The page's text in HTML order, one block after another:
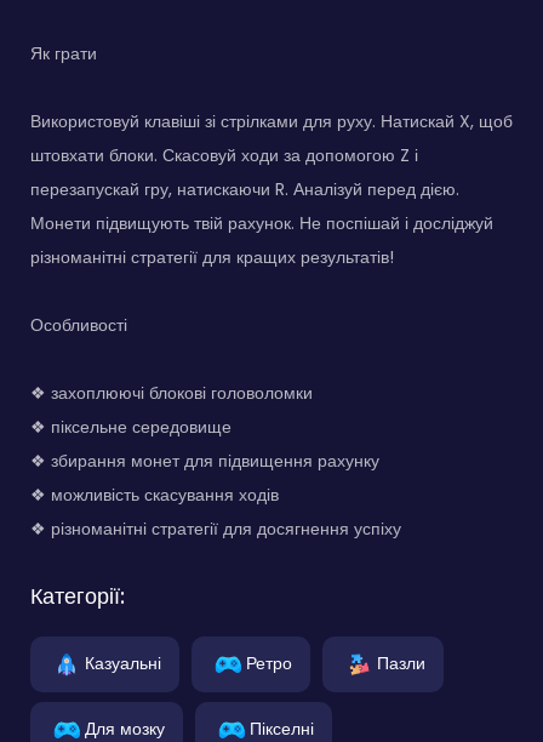
Як грати
Використовуй клавіші зі стрілками для руху. Натискай X, щоб
штовхати блоки. Скасовуй ходи за допомогою Z і
перезапускай гру, натискаючи R. Аналізуй перед дією.
Монети підвищують твій рахунок. Не поспішай і досліджуй
різноманітні стратегії для кращих результатів!
Особливості
❖ захоплюючі блокові головоломки
❖ піксельне середовище
❖ збирання монет для підвищення рахунку
❖ можливість скасування ходів
❖ різноманітні стратегії для досягнення успіху
Категорії:
Казуальні Ретро Пазли
Для мозку Пікселні